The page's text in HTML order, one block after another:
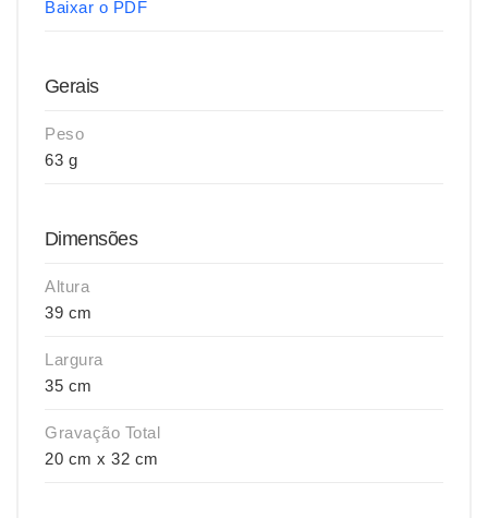
Baixar o PDF
Gerais
Peso
63 g
Dimensões
Altura
39 cm
Largura
35 cm
Gravação Total
20 cm x 32 cm